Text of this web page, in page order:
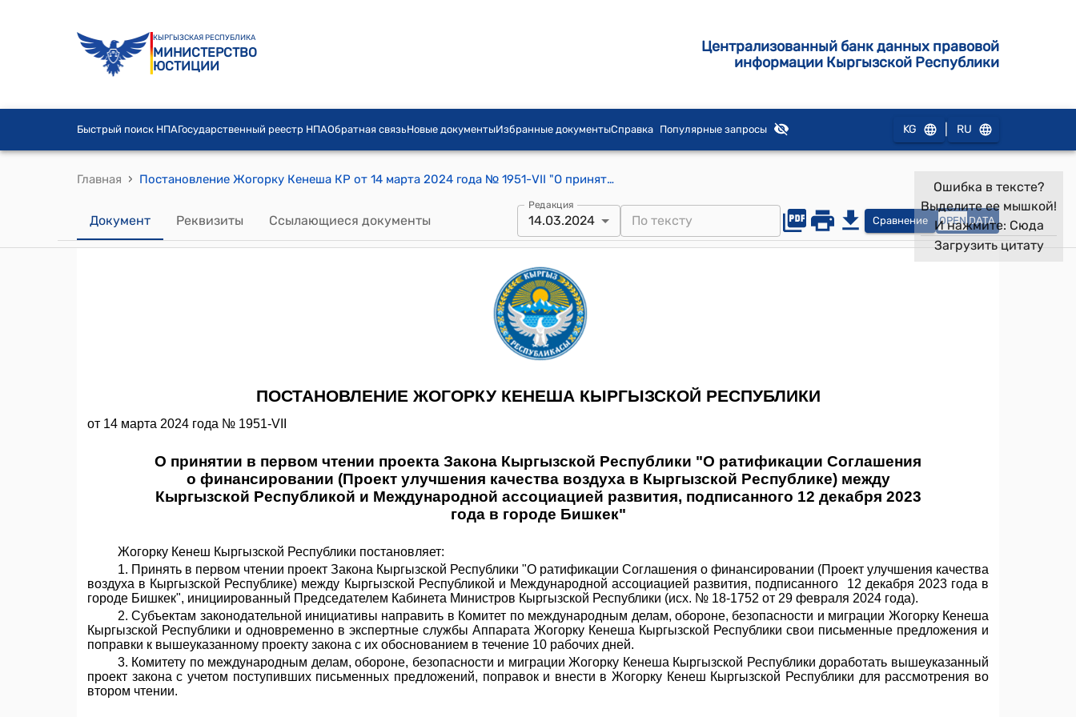
КЫРГЫЗСКАЯ РЕСПУБЛИКА
МИНИСТЕРСТВО
ЮСТИЦИИ
Централизованный банк данных правовой
информации Кыргызской Республики
Быстрый поиск НПАГосударственный реестр НПАОбратная связьНовые документыИзбранные документыСправка Популярные запросы KG RU
Главная › Постановление Жогорку Кенеша КР от 14 марта 2024 года № 1951-VII "О принятии в первом чтении проекта Закона Кыргызской Республики "О ратификации Соглашения о финансировании (Проект улучшения качества воздуха в Кыргызской Республике) между Кыргызской Республикой и Международной ассоциацией развития, подписанного 12 декабря 2023 года в городе Бишкек""
Документ Реквизиты Ссылающиеся документы
Редакция
14.03.2024 Сравнение OPEN DATA
Ошибка в тексте?
Выделите ее мышкой!
И нажмите: Сюда
Загрузить цитату